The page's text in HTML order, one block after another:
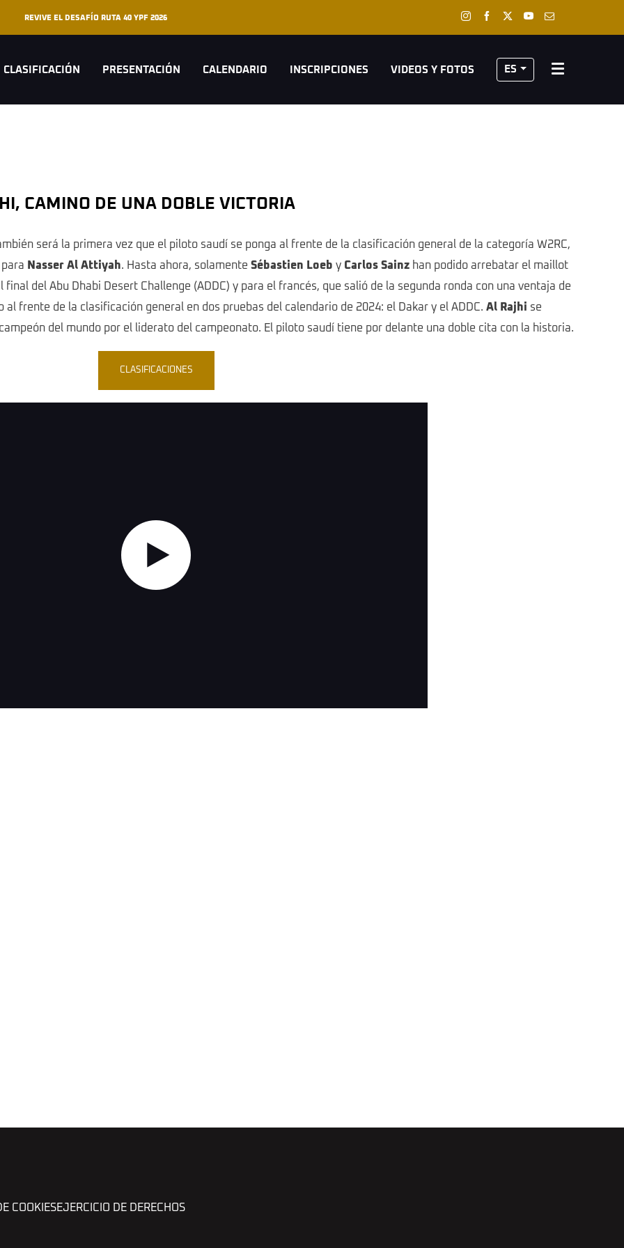
REVIVE EL DESAFÍO RUTA 40 YPF 2026
CLASIFICACIÓN PRESENTACIÓN CALENDARIO INSCRIPCIONES VIDEOS Y FOTOS ES
CAMINO DE UNA DOBLE VICTORIA
será la primera vez que el piloto saudí se ponga al frente de la clasificación general de la categoría W2RC,
Nasser Al Attiyah. Hasta ahora, solamente Sébastien Loeb y Carlos Sainz han podido arrebatar el maillot
del Abu Dhabi Desert Challenge (ADDC) y para el francés, que salió de la segunda ronda con una ventaja de
al frente de la clasificación general en dos pruebas del calendario de 2024: el Dakar y el ADDC. Al Rajhi se
del mundo por el liderato del campeonato. El piloto saudí tiene por delante una doble cita con la historia.
CLASIFICACIONES
COOKIESEJERCICIO DE DERECHOS